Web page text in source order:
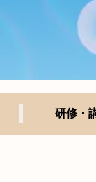
研修・